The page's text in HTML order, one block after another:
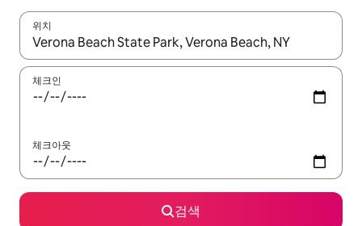
위치
결과가 나오면 위·아래 화살표 키를 사용하거나 터치 또는 스와이
체크인
체크아웃
검색